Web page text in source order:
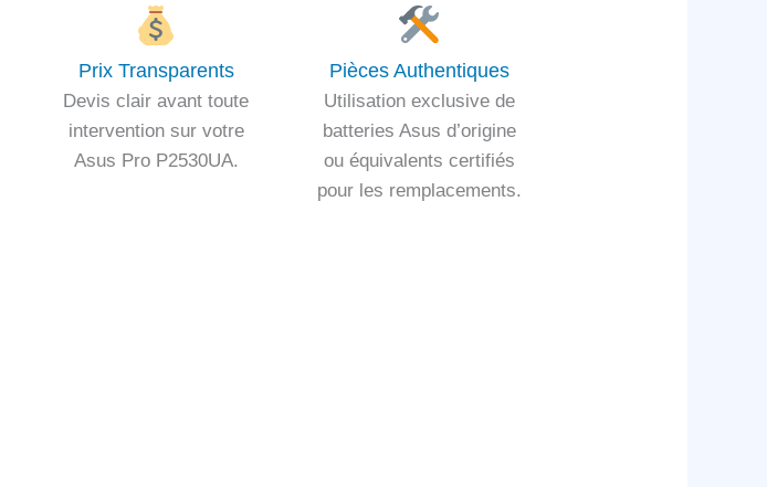
Prix Transparents
Devis clair avant toute
intervention sur votre
Asus Pro P2530UA.
Pièces Authentiques
Utilisation exclusive de
batteries Asus d’origine
ou équivalents certifiés
pour les remplacements.